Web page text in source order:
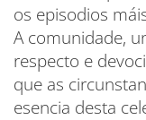
os episodios
A comunidade,
respecto e
que as
esencia desta